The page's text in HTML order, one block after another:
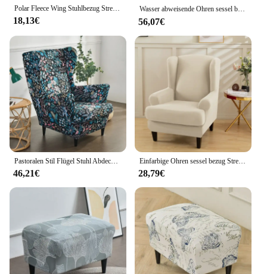
Polar Fleece Wing Stuhlbezug Stretch Spandex Wingback Sesselbezüge Einfarbig Relax Sofa Schonbezüge mit Sitzkissenbezug
18,13€
Wasser abweisende Ohren sessel bezug Blätter Jacquard Wingback Sessel Schon bezug Fuß schemel bezug Sitzkissen bezug 의자enn Hocker Hocker
56,07€
Pastoralen Stil Flügel Stuhl Abdeckung Stretch Spandex Rückenlehne Sessel Abdeckung Sofa Abdeckungen mit Sitzkissen Abdeckungen Möbel Protector
46,21€
Einfarbige Ohren sessel bezug Stretch elastische Sessel bezüge rutsch fest wasch bar Relax Sofa Schon bezüge Sitzkissen schutz
28,79€